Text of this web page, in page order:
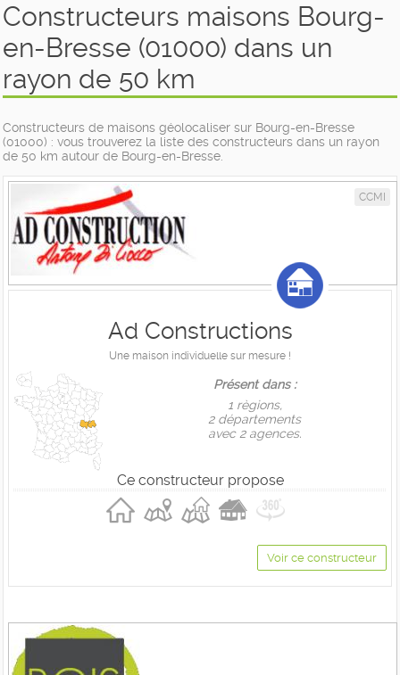
Constructeurs maisons Bourg-
en-Bresse (01000) dans un
rayon de 50 km
Constructeurs de maisons géolocaliser sur Bourg-en-Bresse
(01000) : vous trouverez la liste des constructeurs dans un rayon
de 50 km autour de Bourg-en-Bresse.
CCMI
Ad Constructions
Une maison individuelle sur mesure !
Présent dans :
1 règions,
2 départements
avec 2 agences.
Ce constructeur propose
Voir ce constructeur